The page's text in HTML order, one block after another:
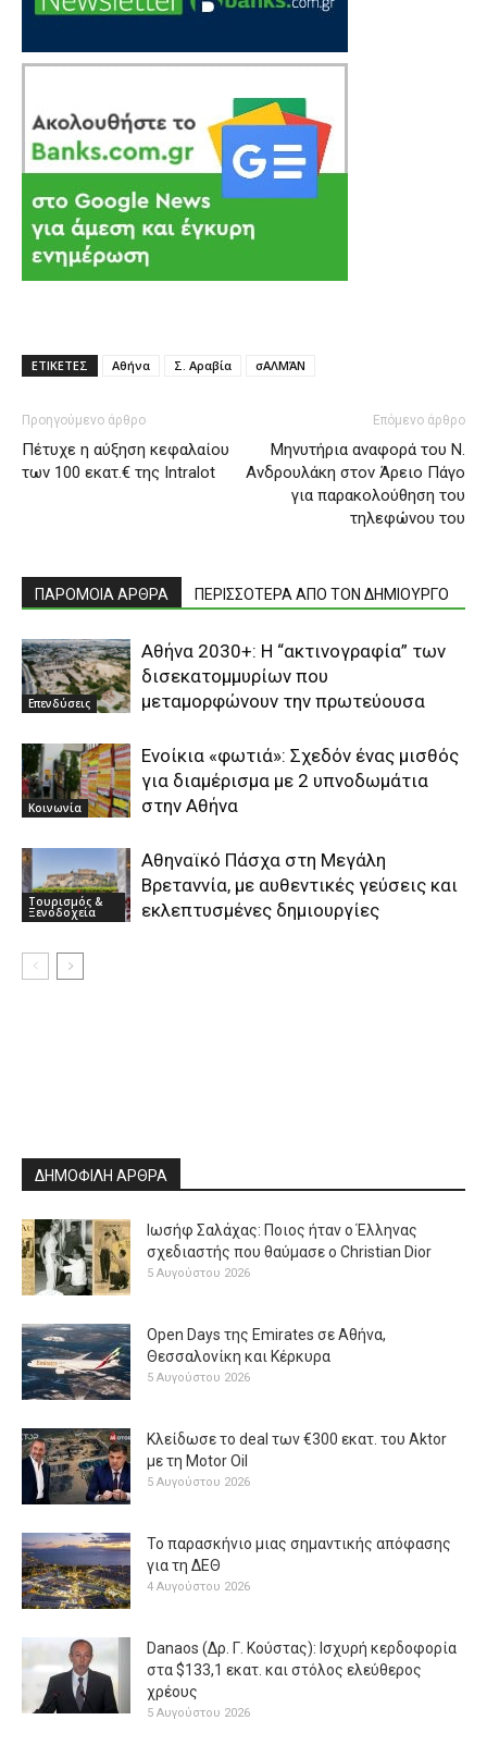
ΕΤΙΚΕΤΕΣ Αθήνα Σ. Αραβία σΑΛΜΆΝ
Προηγούμενο άρθρο
Πέτυχε η αύξηση κεφαλαίου
των 100 εκατ.€ της Intralot
Επόμενο άρθρο
Μηνυτήρια αναφορά του Ν.
Ανδρουλάκη στον Άρειο Πάγο
για παρακολούθηση του
τηλεφώνου του
ΠΑΡΟΜΟΙΑ ΑΡΘΡΑ ΠΕΡΙΣΣΟΤΕΡΑ ΑΠΟ ΤΟΝ ΔΗΜΙΟΥΡΓΟ
Επενδύσεις
Αθήνα 2030+: Η “ακτινογραφία” των
δισεκατομμυρίων που
μεταμορφώνουν την πρωτεύουσα
Κοινωνία
Ενοίκια «φωτιά»: Σχεδόν ένας μισθός
για διαμέρισμα με 2 υπνοδωμάτια
στην Αθήνα
Τουρισμός &
Ξενοδοχεία
Αθηναϊκό Πάσχα στη Μεγάλη
Βρεταννία, με αυθεντικές γεύσεις και
εκλεπτυσμένες δημιουργίες
ΔΗΜΟΦΙΛΗ ΑΡΘΡΑ
Ιωσήφ Σαλάχας: Ποιος ήταν ο Έλληνας
σχεδιαστής που θαύμασε ο Christian Dior
5 Αυγούστου 2026
Open Days της Emirates σε Αθήνα,
Θεσσαλονίκη και Κέρκυρα
5 Αυγούστου 2026
Κλείδωσε το deal των €300 εκατ. του Aktor
με τη Μotor Oil
5 Αυγούστου 2026
Το παρασκήνιο μιας σημαντικής απόφασης
για τη ΔΕΘ
4 Αυγούστου 2026
Danaos (Δρ. Γ. Κούστας): Ισχυρή κερδοφορία
στα $133,1 εκατ. και στόλος ελεύθερος
χρέους
5 Αυγούστου 2026